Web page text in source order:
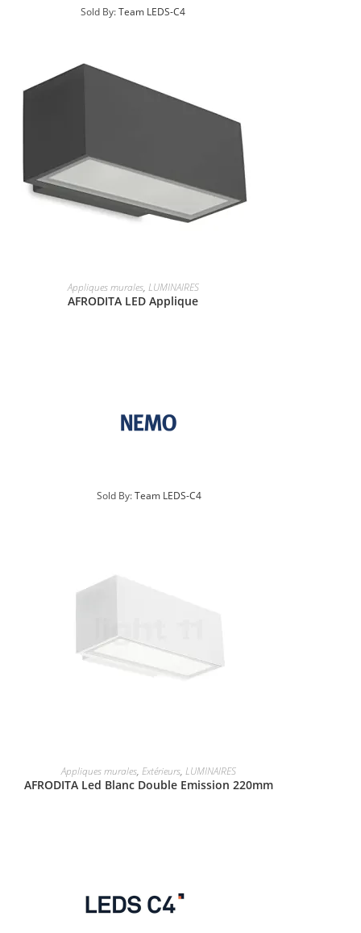
Sold By:Team LEDS-C4
Appliques murales, LUMINAIRES
AFRODITA LED Applique
Sold By:Team LEDS-C4
Appliques murales, Extérieurs, LUMINAIRES
AFRODITA Led Blanc Double Emission 220mm